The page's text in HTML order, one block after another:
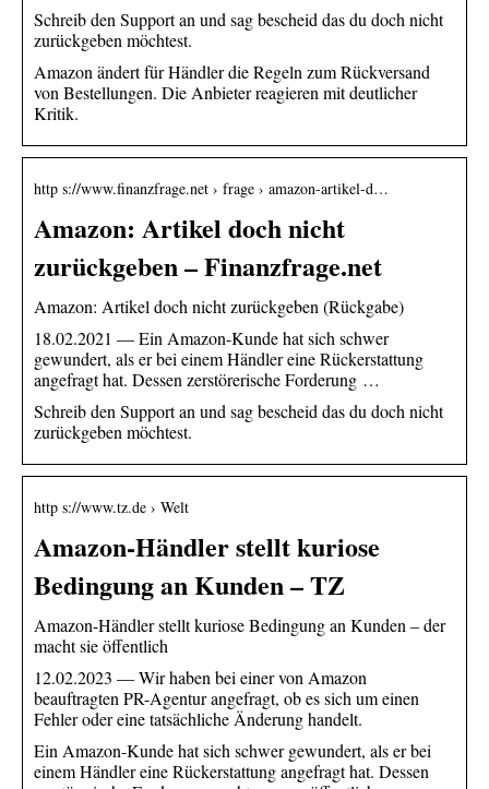
Schreib den Support an und sag bescheid das du doch nicht
zurückgeben möchtest.
Amazon ändert für Händler die Regeln zum Rückversand
von Bestellungen. Die Anbieter reagieren mit deutlicher
Kritik.
http s://www.finanzfrage.net › frage › amazon-artikel-d…
Amazon: Artikel doch nicht
zurückgeben – Finanzfrage.net
Amazon: Artikel doch nicht zurückgeben (Rückgabe)
18.02.2021 — Ein Amazon-Kunde hat sich schwer
gewundert, als er bei einem Händler eine Rückerstattung
angefragt hat. Dessen zerstörerische Forderung …
Schreib den Support an und sag bescheid das du doch nicht
zurückgeben möchtest.
http s://www.tz.de › Welt
Amazon-Händler stellt kuriose
Bedingung an Kunden – TZ
Amazon-Händler stellt kuriose Bedingung an Kunden – der
macht sie öffentlich
12.02.2023 — Wir haben bei einer von Amazon
beauftragten PR-Agentur angefragt, ob es sich um einen
Fehler oder eine tatsächliche Änderung handelt.
Ein Amazon-Kunde hat sich schwer gewundert, als er bei
einem Händler eine Rückerstattung angefragt hat. Dessen